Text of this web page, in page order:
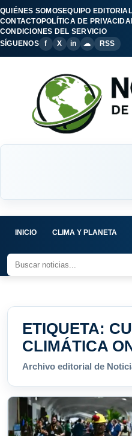
QUIÉNES SOMOSEQUIPO EDITORIAL
CONTACTOPOLÍTICA DE
CONDICIONES DEL SERVICIO
SÍGUENOS
f X in ☁ RSS
INICIO CLIMA Y PLANETA
ETIQUETA:
CLIMÁTICA
Archivo editorial de